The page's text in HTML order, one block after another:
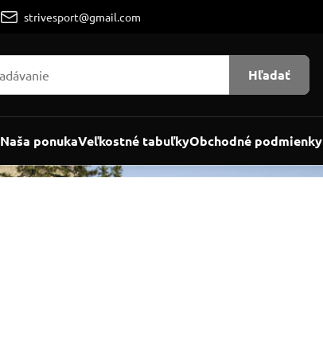
strivesport@gmail.com
Hľadať
Naša ponukaVeľkostné tabuľkyObchodné podmienky